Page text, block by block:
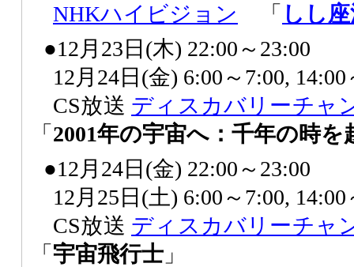
NHKハイビジョン 「 しし座
●12月23日(木) 22:00～23:00
12月24日(金) 6:00～7:00,
CS放送 ディスカバリーチャ
「 2001年の宇宙へ：千年の時を
●12月24日(金) 22:00～23:00
12月25日(土) 6:00～7:00,
CS放送 ディスカバリーチャ
「 宇宙飛行士 」